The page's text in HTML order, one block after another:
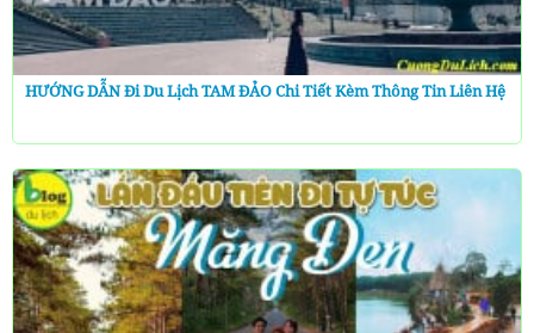
HƯỚNG DẪN Đi Du Lịch TAM ĐẢO Chi Tiết Kèm Thông Tin Liên Hệ